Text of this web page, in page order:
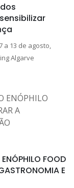
a 13 de agosto,
Algarve
FOOD
E